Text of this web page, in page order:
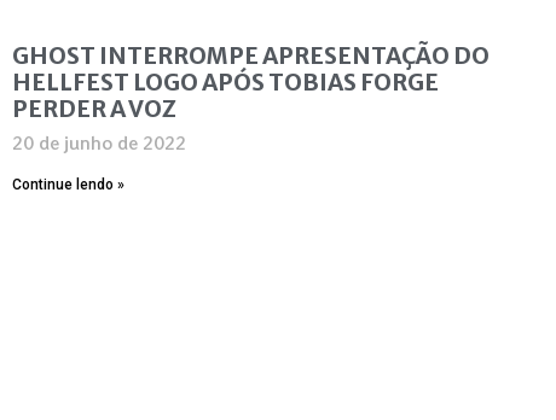
GHOST INTERROMPE APRESENTAÇÃO DO
HELLFEST LOGO APÓS TOBIAS FORGE
PERDER A VOZ
20 de junho de 2022
Continue lendo »